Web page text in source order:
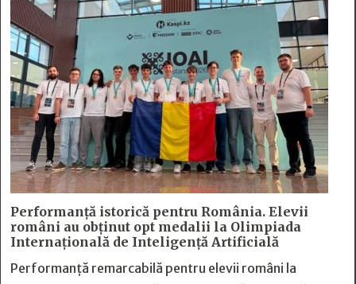
Performanță istorică pentru România. Elevii
români au obținut opt medalii la Olimpiada
Internațională de Inteligență Artificială
Performanță remarcabilă pentru elevii români la